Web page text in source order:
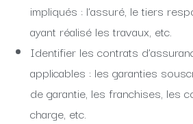
impliqués : l’assuré, le tiers
ayant réalisé les travaux, etc.
Identifier les contrats
applicables : les garanties
de garantie, les franchises, les
charge, etc.